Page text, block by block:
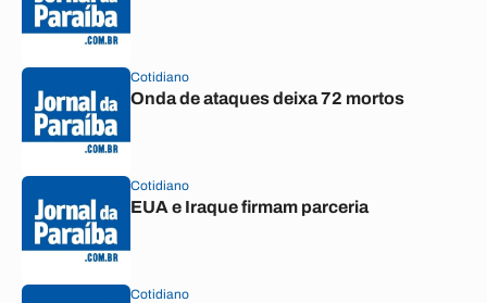
Cotidiano
Onda de ataques deixa 72 mortos
Cotidiano
EUA e Iraque firmam parceria
Cotidiano